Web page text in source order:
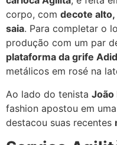
corpo, com decote
saia. Para completar o
produção com um par
plataforma da grife
metálicos em rosé na
Ao lado do tenista João
fashion apostou em uma
destacou suas recentes